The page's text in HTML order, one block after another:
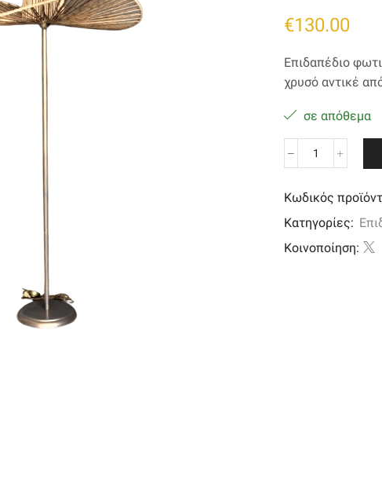
€130.00
Επιδαπέδιο
χρυσό αντικέ
σε απόθεμα
Επιδαπέδιο
σχήμα
καπέλο
με
ποσότητα
Κωδικός
Κατηγορίες:
Kοινοποίηση: